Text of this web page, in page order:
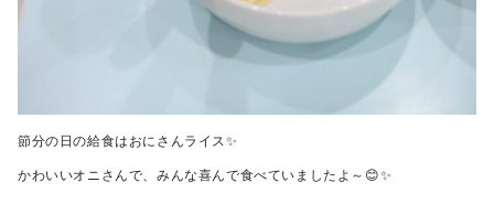
節分の日の給食はおにさんライス✨
かわいいオニさんで、みんな喜んで食べていましたよ～😊✨